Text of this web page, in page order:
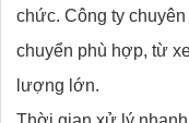
chức. Công ty
chuyển phù hợp, từ
lượng lớn.